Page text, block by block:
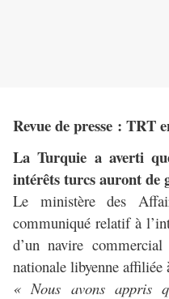
Revue de presse : TRT
La Turquie a averti
intérêts turcs auront de
Le ministère des
communiqué relatif à
d’un navire
nationale libyenne
« Nous avons appris